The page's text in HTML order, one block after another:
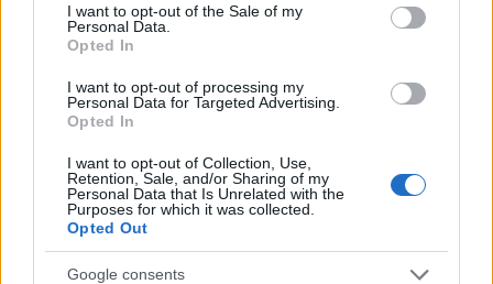
I want to opt-out of the Sale of my
Personal Data.
Opted In
I want to opt-out of processing my
Personal Data for Targeted Advertising.
Opted In
I want to opt-out of Collection, Use,
Retention, Sale, and/or Sharing of my
Personal Data that Is Unrelated with the
Purposes for which it was collected.
Opted Out
Google consents
commerciali se sia giusto o meno chiuderle dall’
oggi al domani senza sapere di poterne tornare in
possesso.Sono devastata. Grazie.
Raffaella Aschieri
#CENSURA #FACEBOOK #SOCIAL